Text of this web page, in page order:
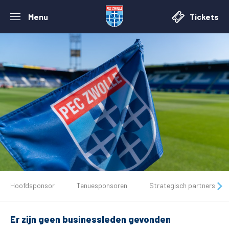
Menu Tickets
Tickets
Matchdays
Hoofdsponsor Tenuesponsoren Strategisch partners
Er zijn geen businessleden gevonden